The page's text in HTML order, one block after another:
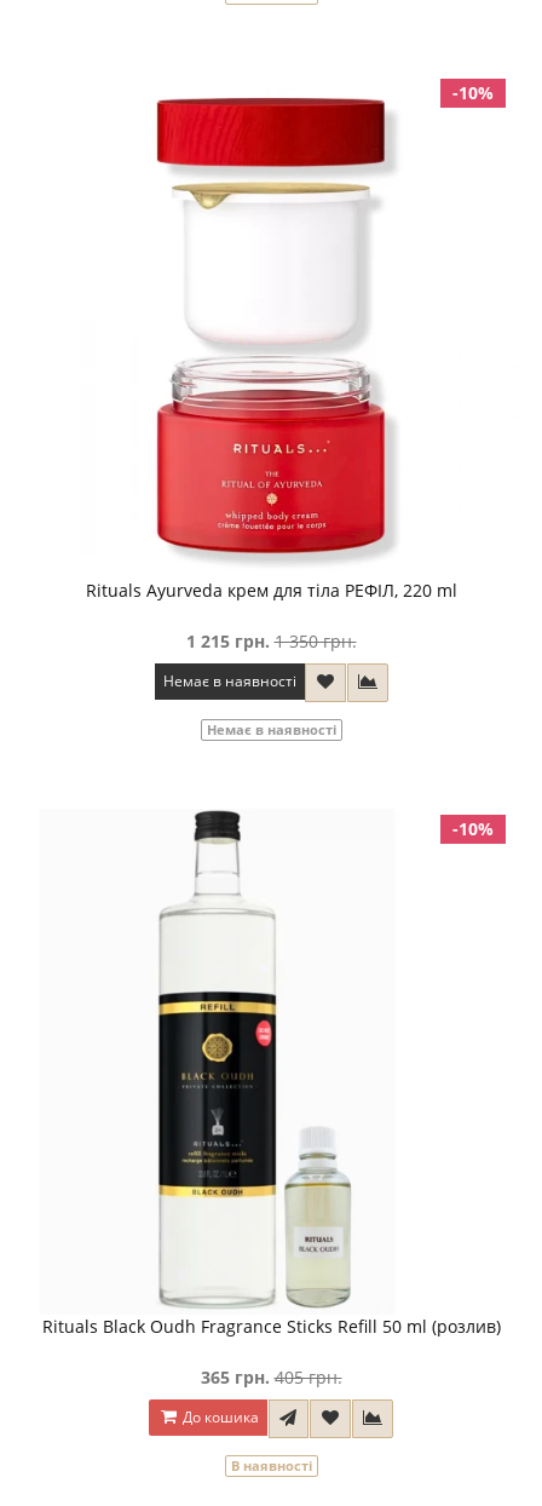
-10%
Rituals Ayurveda крем для тіла РЕФІЛ, 220 ml
1 215 грн. 1 350 грн.
Немає в наявності
Немає в наявності
-10%
Rituals Black Oudh Fragrance Sticks Refill 50 ml (розлив)
365 грн. 405 грн.
До кошика
В наявності